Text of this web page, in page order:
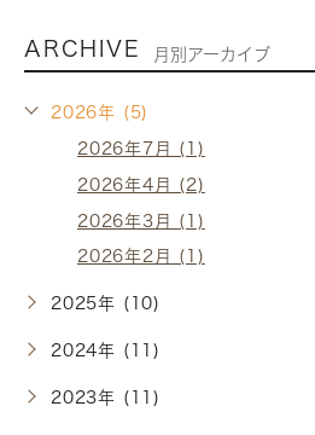
ARCHIVE 月別アーカイブ
2026年 (5)
2026年7月 (1)
2026年4月 (2)
2026年3月 (1)
2026年2月 (1)
2025年 (10)
2024年 (11)
2023年 (11)